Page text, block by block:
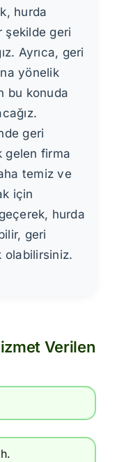
hurda
şekilde geri
Ayrıca, geri
yönelik
bu konuda
geri
gelen firma
temiz ve
için
hurda
geri
olabilirsiniz.
Verilen